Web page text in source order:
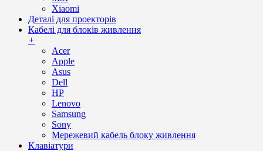
Xiaomi
Деталі для проекторів
Кабелі для блоків живлення
+
Acer
Apple
Asus
Dell
HP
Lenovo
Samsung
Sony
Мережевий кабель блоку живлення
Клавіатури